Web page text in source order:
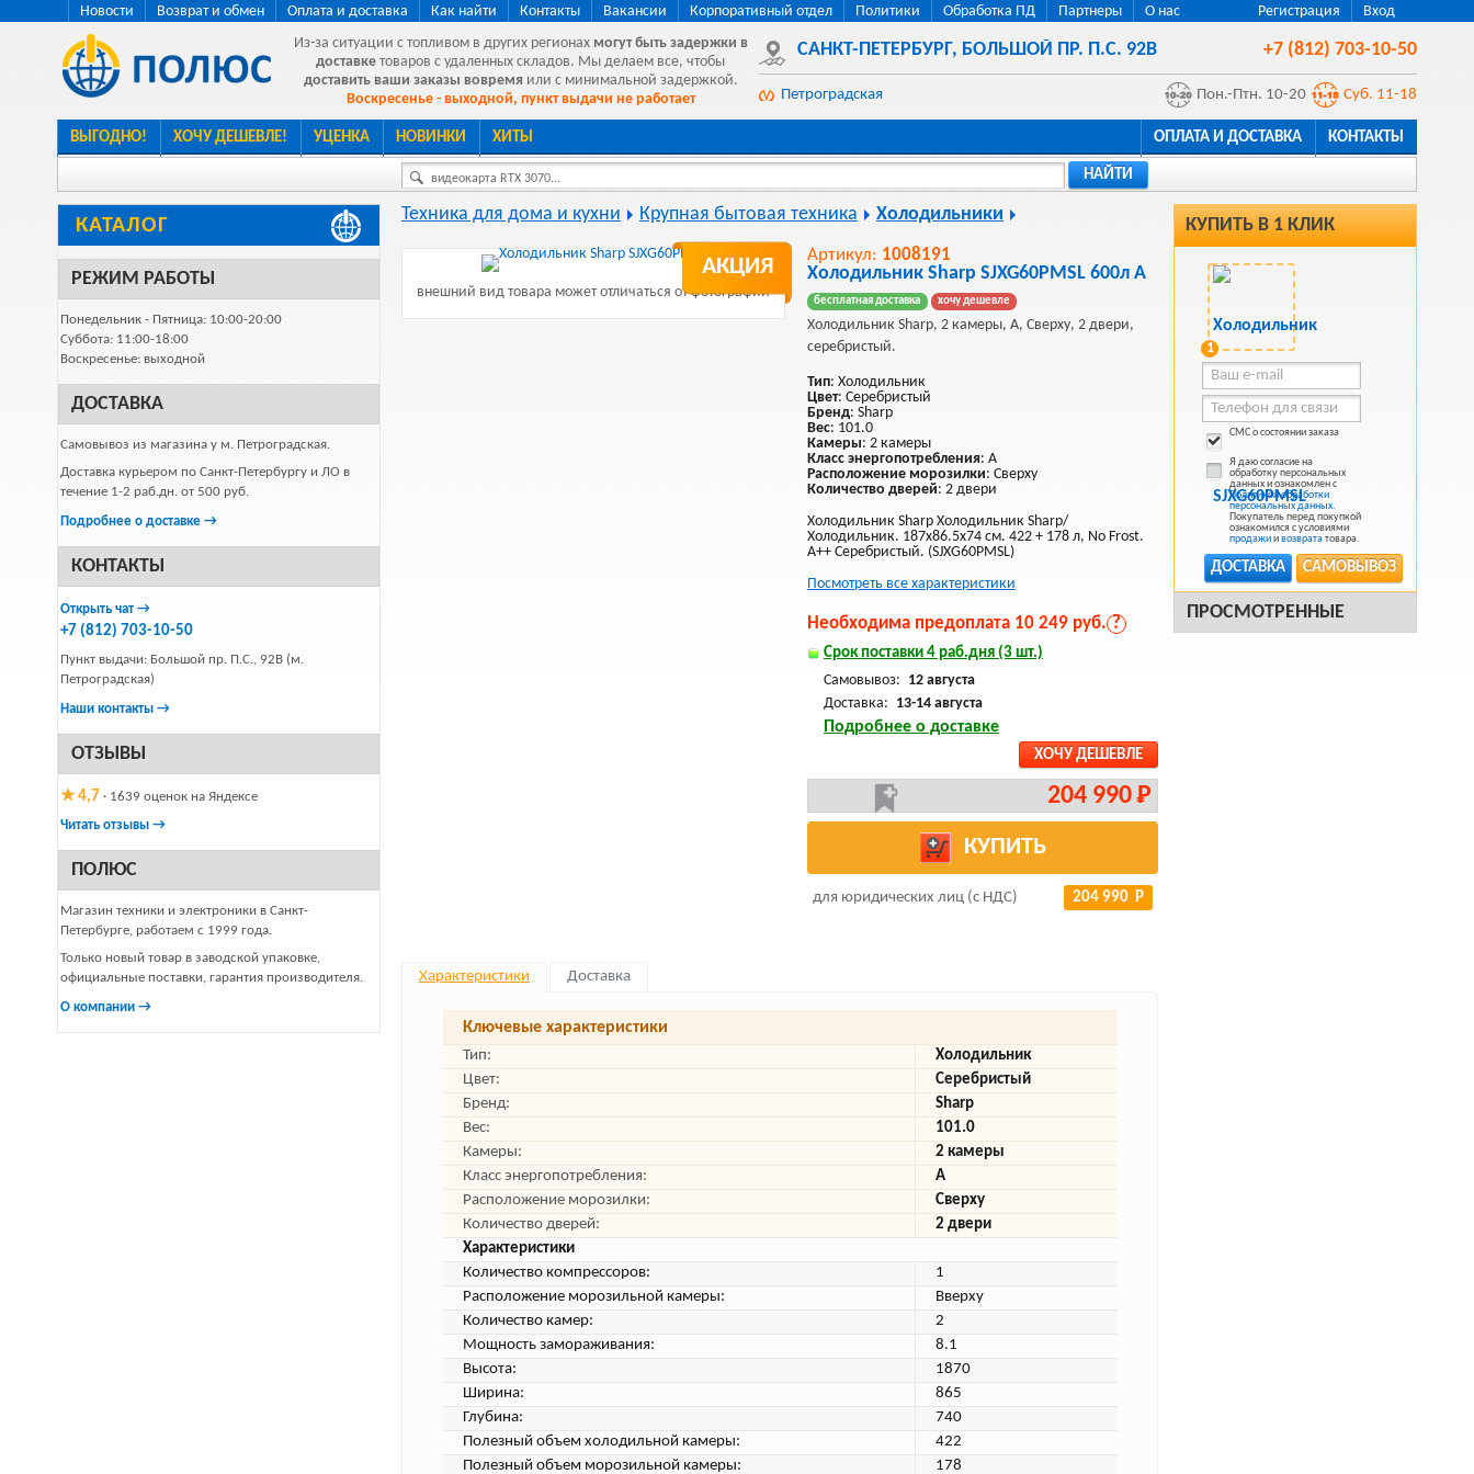
Регистрация Вход
Новости Возврат и обмен Оплата и доставка Как найти Контакты Вакансии Корпоративный отдел Политики Обработка ПД Партнеры
О нас
Из-за ситуации с топливом в других регионах могут быть задержки в
доставке товаров с удаленных складов. Мы делаем все, чтобы
доставить ваши заказы вовремя или с минимальной задержкой.
Воскресенье - выходной, пункт выдачи не работает
САНКТ-ПЕТЕРБУРГ, БОЛЬШОЙ ПР. П.С. 92В +7 (812) 703-10-50
Петроградская Пон.-Птн. 10-20 Суб. 11-18
ВЫГОДНО! ХОЧУ ДЕШЕВЛЕ! УЦЕНКА НОВИНКИ ХИТЫ ОПЛАТА И ДОСТАВКА КОНТАКТЫ
видеокарта RTX 3070... НАЙТИ
КАТАЛОГ
РЕЖИМ РАБОТЫ
Понедельник - Пятница: 10:00-20:00
Суббота: 11:00-18:00
Воскресенье: выходной
ДОСТАВКА
Самовывоз из магазина у м. Петроградская.
Доставка курьером по Санкт-Петербургу и ЛО в
течение 1-2 раб.дн. от 500 руб.
Подробнее о доставке →
КОНТАКТЫ
Открыть чат →
+7 (812) 703-10-50
Пункт выдачи: Большой пр. П.С., 92В (м.
Петроградская)
Наши контакты →
ОТЗЫВЫ
★ 4,7 · 1639 оценок на Яндексе
Читать отзывы →
ПОЛЮС
Магазин техники и электроники в Санкт-
Петербурге, работаем с 1999 года.
Только новый товар в заводской упаковке,
официальные поставки, гарантия производителя.
О компании →
КУПИТЬ В 1 КЛИК
1
СМС о состоянии заказа
Я даю согласие на
обработку персональных
данных и ознакомлен с
Политикой обработки
персональных данных.
Покупатель перед покупкой
ознакомился с условиями
продажиивозврататовара.
САМОВЫВОЗ
ДОСТАВКА
ПРОСМОТРЕННЫЕ
Техника для дома и кухни Крупная бытовая техника Холодильники
АКЦИЯ
внешний вид товара может отличаться от фотографии
Артикул: 1008191
Холодильник Sharp SJXG60PMSL 600л A
бесплатная доставка хочу дешевле
Холодильник Sharp, 2 камеры, A, Сверху, 2 двери,
серебристый.
Тип: Холодильник
Цвет: Серебристый
Бренд: Sharp
Вес: 101.0
Камеры: 2 камеры
Класс энергопотребления: A
Расположение морозилки: Сверху
Количество дверей: 2 двери
Холодильник Sharp Холодильник Sharp/
Холодильник. 187x86.5x74 см. 422 + 178 л, No Frost.
A++ Серебристый. (SJXG60PMSL)
Посмотреть все характеристики
Необходима предоплата 10 249 руб. ?
Срок поставки 4 раб.дня (3 шт.)
Самовывоз: 12 августа
Доставка: 13-14 августа
Подробнее о доставке
ХОЧУ ДЕШЕВЛЕ
204 990 Р
КУПИТЬ
для юридических лиц (с НДС) 204 990 Р
Характеристики Доставка
Ключевые характеристики
Тип:
Холодильник
Цвет:
Серебристый
Бренд:
Sharp
Вес:
101.0
Камеры:
2 камеры
Класс энергопотребления:
A
Расположение морозилки:
Сверху
Количество дверей:
2 двери
Характеристики
Количество компрессоров:
1
Расположение морозильной камеры:
Вверху
Количество камер:
2
Мощность замораживания:
8.1
Высота:
1870
Ширина:
865
Глубина:
740
Полезный объем холодильной камеры:
422
Полезный объем морозильной камеры:
178